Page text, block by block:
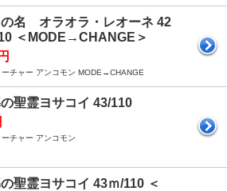
名 オラオラ・レオーネ 42
＜MODE→CHANGE＞
ーチャー アンコモン MODE→CHANGE
聖霊ヨサコイ 43/110
チャー アンコモン
聖霊ヨサコイ 43ｍ/110 ＜